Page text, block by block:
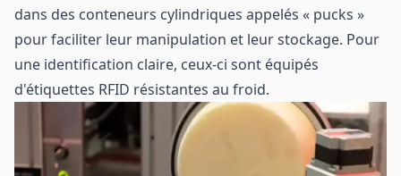
dans des conteneurs cylindriques appelés « pucks »
pour faciliter leur manipulation et leur stockage. Pour
une identification claire, ceux-ci sont équipés
d'étiquettes RFID résistantes au froid.